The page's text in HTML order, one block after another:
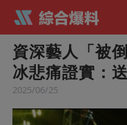
資深藝人「被
冰悲痛證實：
2025/06/25